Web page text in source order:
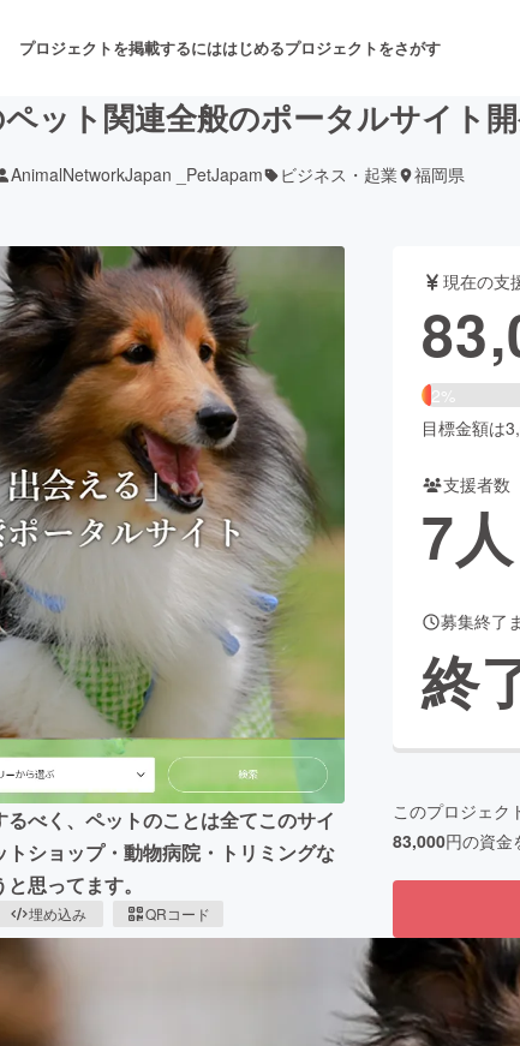
プロジェクトを掲載するにははじめるプロジェクトをさがす
舞台・パフォーマンス
ム・サービス開発
籍・雑誌出版
レンジ ビューティー・ヘルスケア
CAMPFIRE for Social GoodCAMPFIRE Creation
CAMPFIREふるさと納税
machi-ya
ット関連全般のポータルサイト開
AnimalNetworkJapan _PetJapam ビジネス・起業 福岡県
べく、ペットのことは全てこのサイ
ショップ・動物病院・トリミングな
思ってます。
埋め込み QRコード
現在の支
2%
目標金額は
支援者数
7人
募集終了
終
このプロジェク
83,000円の資金